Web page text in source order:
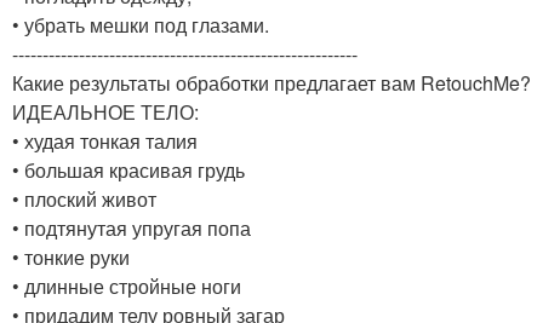
• убрать мешки под глазами.
---------------------------------------------------------
Какие результаты обработки предлагает вам RetouchMe?
ИДЕАЛЬНОЕ ТЕЛО:
• худая тонкая талия
• большая красивая грудь
• плоский живот
• подтянутая упругая попа
• тонкие руки
• длинные стройные ноги
• придадим телу ровный загар